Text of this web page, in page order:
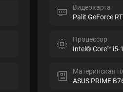
Видеокарта
Palit GeForce
Процессор
Intel® Core™ i5-
Материнская
ASUS PRIME